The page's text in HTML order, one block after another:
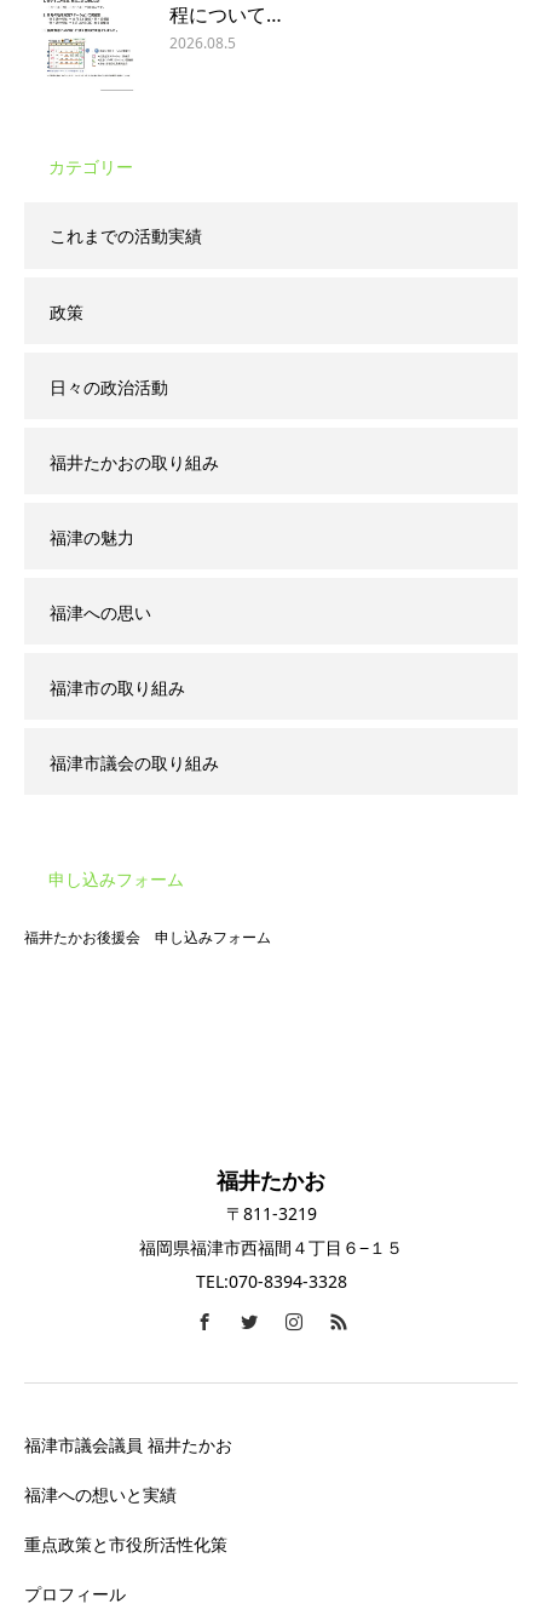
程について…
2026.08.5
カテゴリー
これまでの活動実績
政策
日々の政治活動
福井たかおの取り組み
福津の魅力
福津への思い
福津市の取り組み
福津市議会の取り組み
申し込みフォーム
福井たかお後援会 申し込みフォーム
福井たかお
〒811-3219
福岡県福津市西福間４丁目６−１５
TEL:070-8394-3328
福津市議会議員 福井たかお
福津への想いと実績
重点政策と市役所活性化策
プロフィール